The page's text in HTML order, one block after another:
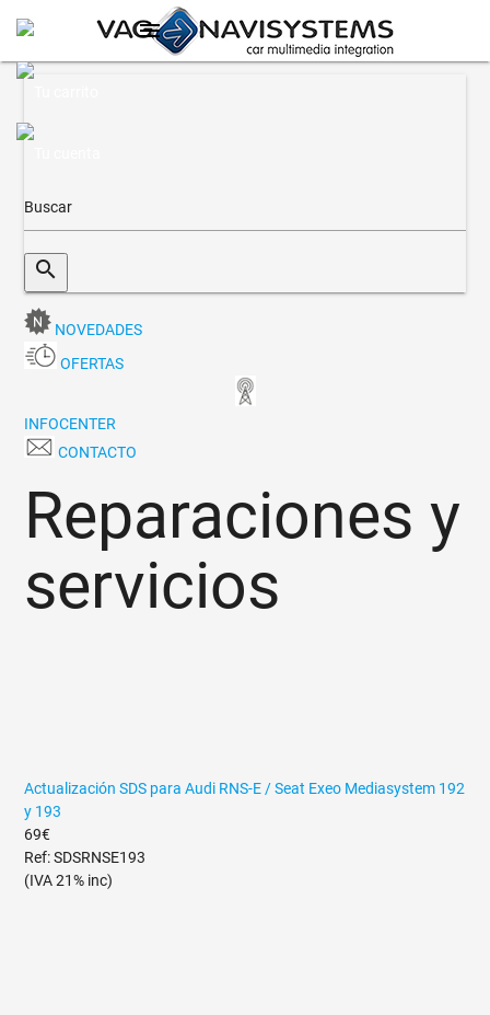
menu
search
NOVEDADES
OFERTAS
INFOCENTER
CONTACTO
Reparaciones y
servicios
Actualización SDS para Audi RNS-E / Seat Exeo Mediasystem 192
y 193
69€
Ref: SDSRNSE193
(IVA 21% inc)